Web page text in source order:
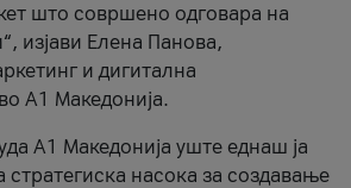
што совршено одговара на
изјави Елена Панова,
и дигитална
А1 Македонија.
А1 Македонија уште еднаш ја
стратегиска насока за создавање